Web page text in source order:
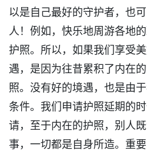
以是自己最好的守护者，也
人！例如，快乐地周游各地
护照。所以，如果我们享受
遇，是因为往昔累积了内在
照。没有好的境遇，也是由
条件。我们申请护照延期的
请，至于内在的护照，别人
事，一切都是自身所造。重